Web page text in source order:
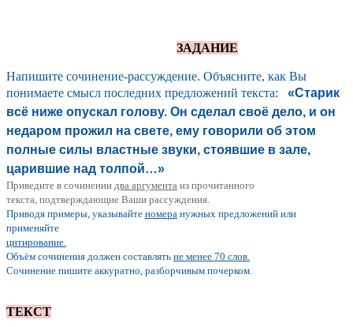
ЗАДАНИЕ
Напишите сочинение-рассуждение. Объясните, как Вы
понимаете смысл последних предложений текста:
«Старик
всё ниже опускал голову. Он сделал своё дело, и он
недаром прожил на свете, ему говорили об этом
полные силы властные звуки, стоявшие в зале,
царившие над толпой…»
Приведите в сочинении два аргумента из прочитанного
текста, подтверждающие Ваши рассуждения.
Приводя примеры, указывайте номера нужных предложений или
применяйте
цитирование.
Объём сочинения должен составлять не менее 70 слов.
Сочинение пишите аккуратно, разборчивым почерком.
ТЕКСТ